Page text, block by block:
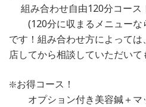
組み合わせ自由120分コー
(120分に収まるメニューな
です！組み合わせ方によって
店してから相談していただい
❇️お得コース！
オプション付き美容鍼＋マ